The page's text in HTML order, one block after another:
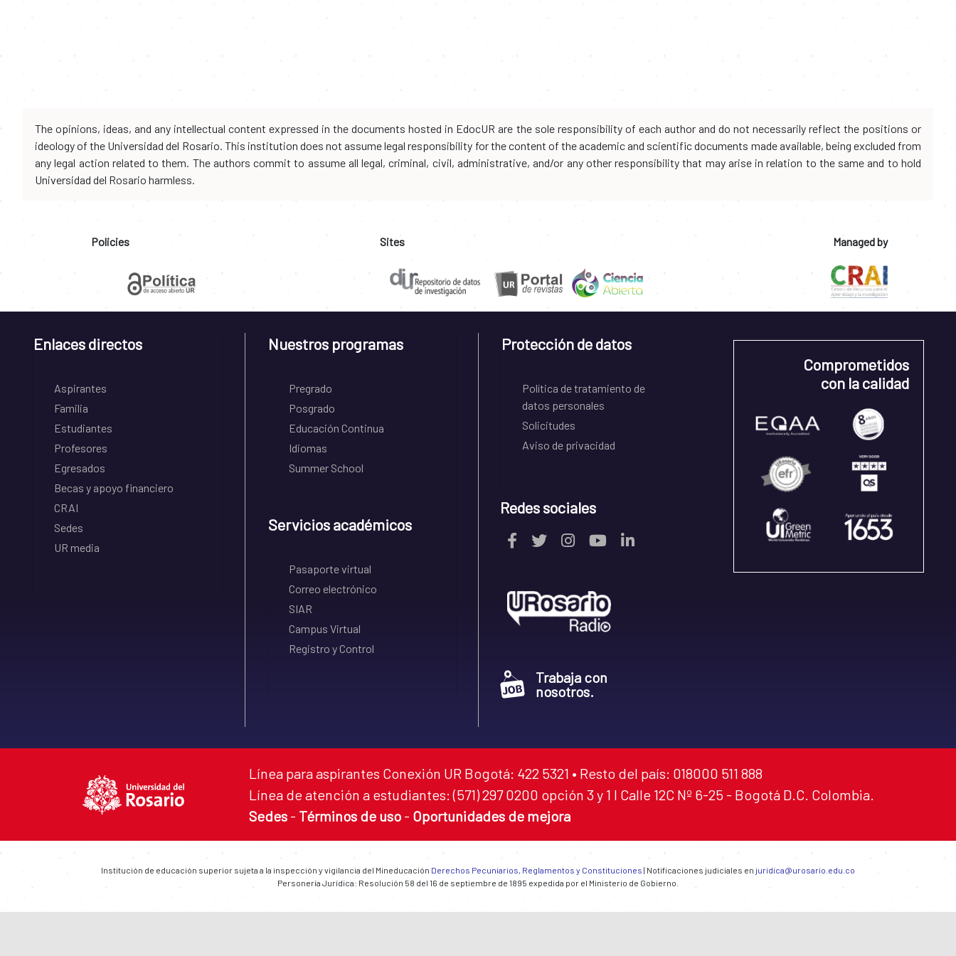
The opinions, ideas, and any intellectual content expressed in the documents hosted in EdocUR are the sole responsibility of each author and do not necessarily reflect the positions or
ideology of the Universidad del Rosario. This institution does not assume legal responsibility for the content of the academic and scientific documents made available, being excluded from
any legal action related to them. The authors commit to assume all legal, criminal, civil, administrative, and/or any other responsibility that may arise in relation to the same and to hold
Universidad del Rosario harmless.
Policies Sites Managed by
Enlaces directos
Aspirantes
Familia
Estudiantes
Profesores
Egresados
Becas y apoyo financiero
CRAI
Sedes
UR media
Nuestros programas
Pregrado
Posgrado
Educación Continua
Idiomas
Summer School
Servicios académicos
Pasaporte virtual
Correo electrónico
SIAR
Campus Virtual
Registro y Control
Protección de datos
Política de tratamiento de
datos personales
Solicitudes
Aviso de privacidad
Redes sociales
Trabaja con
nosotros.
Comprometidos
con la calidad
Línea para aspirantes Conexión UR Bogotá: 422 5321 • Resto del país: 018000 511 888
Línea de atención a estudiantes: (571) 297 0200 opción 3 y 1 I Calle 12C Nº 6-25 - Bogotá D.C. Colombia.
Sedes - Términos de uso - Oportunidades de mejora
Institución de educación superior sujeta a la inspección y vigilancia del Mineducación Derechos Pecuniarios, Reglamentos y Constituciones | Notificaciones judiciales en juridica@urosario.edu.co
Personería Jurídica: Resolución 58 del 16 de septiembre de 1895 expedida por el Ministerio de Gobierno.